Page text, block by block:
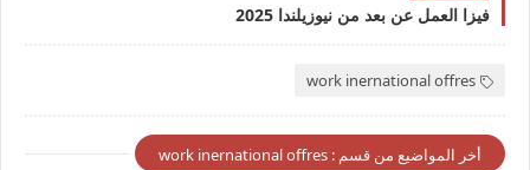
فيزا العمل عن بعد من نيوزيلندا 2025
work inernational offres
أخر المواضيع من قسم : work inernational offres